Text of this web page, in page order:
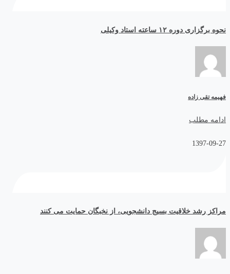
نحوه برگزاری دوره ۱۲ ساعته استاد وکیلی
فهیمه تقی زاده
ادامه مطلب
1397-09-27
مراکز رشد خلاقیت بسیج دانشجویی، از نخبگان حمایت می کنند